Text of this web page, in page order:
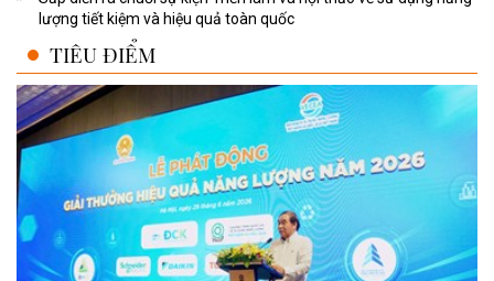
lượng tiết kiệm và hiệu quả toàn quốc
TIÊU ĐIỂM